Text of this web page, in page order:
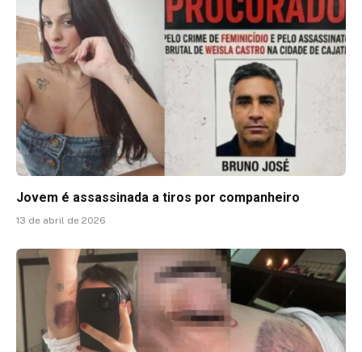
Jovem é assassinada a tiros por companheiro
13 de abril de 2026